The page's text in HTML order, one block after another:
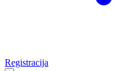
Registracija